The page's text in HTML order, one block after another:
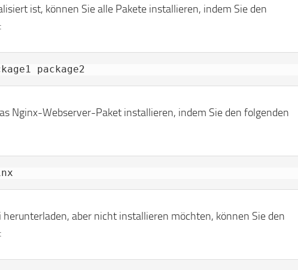
ist, können Sie alle Pakete installieren, indem Sie den
package2
Nginx-Webserver-Paket installieren, indem Sie den folgenden
aber nicht installieren möchten, können Sie den